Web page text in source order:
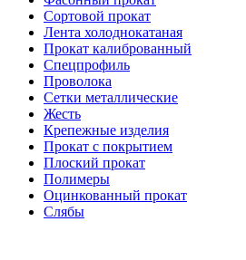
Сортовой прокат
Лента холоднокатаная
Прокат калиброванный
Спецпрофиль
Проволока
Сетки металлические
Жесть
Крепежные изделия
Прокат с покрытием
Плоский прокат
Полимеры
Оцинкованный прокат
Слябы